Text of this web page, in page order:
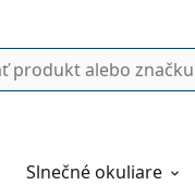
Slnečné okuliare